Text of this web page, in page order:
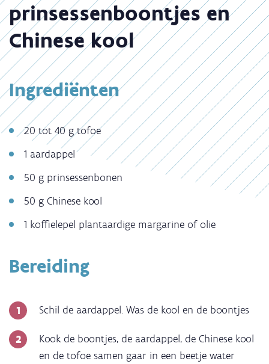
prinsessenboontjes en
Chinese kool
Ingrediënten
20 tot 40 g tofoe
1 aardappel
50 g prinsessenbonen
50 g Chinese kool
1 koffielepel plantaardige margarine of olie
Bereiding
Schil de aardappel. Was de kool en de boontjes
Kook de boontjes, de aardappel, de Chinese kool
en de tofoe samen gaar in een beetje water